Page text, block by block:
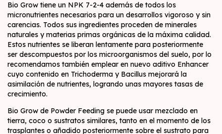
Bio Grow tiene un NPK 7-2-4 además de todos los
micronutrientes necesarios para un desarrollos vigoroso y sin
carencias. Todos sus ingredientes proceden de minerales
naturales y materias primas orgánicas de la máxima calidad.
Estos nutrientes se liberan lentamente para posteriormente
ser descompuestos por los microorganismos del suelo, por lo
recomendamos también emplear en nuevo aditivo Enhancer
cuyo contenido en Trichoderma y Bacillus mejorará la
asimilación de nutrientes, logrando unas mayores tasas de
crecimiento.
Bio Grow de Powder Feeding se puede usar mezclado en
tierra, coco o sustratos similares, tanto en el momento de los
trasplantes o añadido posteriormente sobre el sustrato para